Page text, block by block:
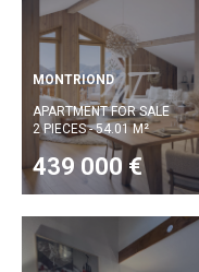
MONTRIOND
APARTMENT FOR SALE
2 PIECES - 54.01 M²
439 000 €